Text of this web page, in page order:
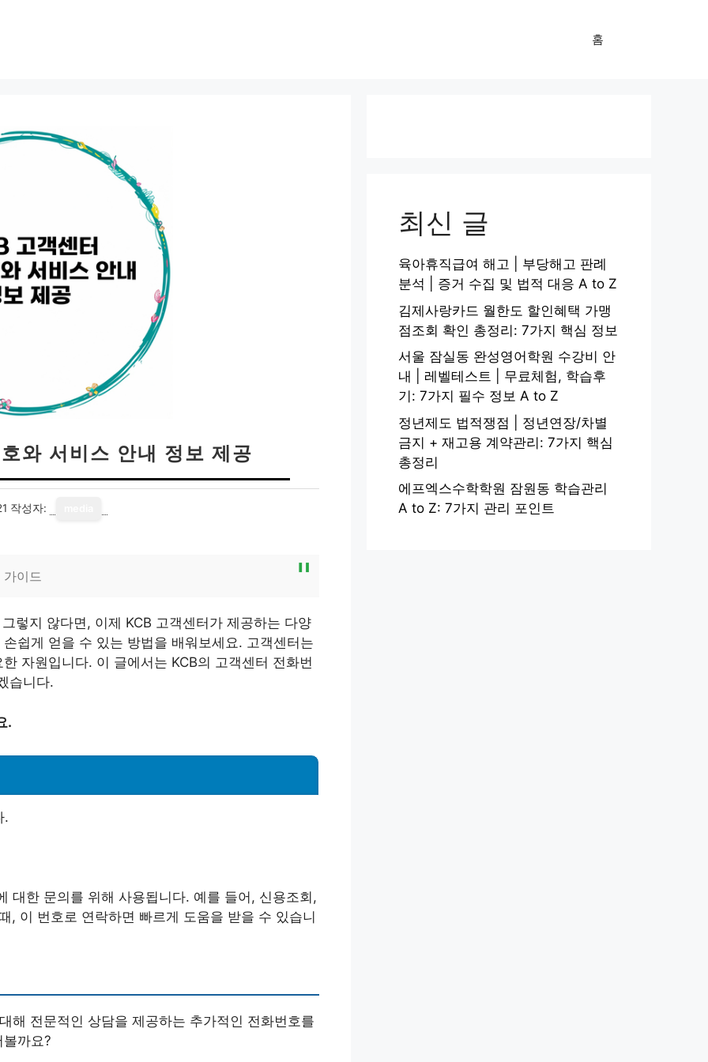
홈
와 서비스 안내 정보 제공
작성자:
이드
렇지 않다면, 이제 KCB 고객센터가 제공하는 다양
쉽게 얻을 수 있는 방법을 배워보세요. 고객센터는
자원입니다. 이 글에서는 KCB의 고객센터 전화번
습니다.
.
.
대한 문의를 위해 사용됩니다. 예를 들어, 신용조회,
, 이 번호로 연락하면 빠르게 도움을 받을 수 있습니
해 전문적인 상담을 제공하는 추가적인 전화번호를
까요?
최신 글
육아휴직급여 해고 | 부당해고 판례
분석 | 증거 수집 및 법적 대응 A to Z
김제사랑카드 월한도 할인혜택 가맹
점조회 확인 총정리: 7가지 핵심 정보
서울 잠실동 완성영어학원 수강비 안
내 | 레벨테스트 | 무료체험, 학습후
기: 7가지 필수 정보 A to Z
정년제도 법적쟁점 | 정년연장/차별
금지 + 재고용 계약관리: 7가지 핵심
총정리
에프엑스수학학원 잠원동 학습관리
A to Z: 7가지 관리 포인트